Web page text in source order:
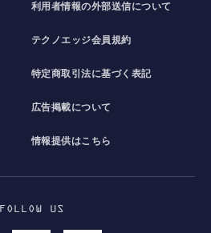
利用者情報の外部送信について
テクノエッジ会員規約
特定商取引法に基づく表記
広告掲載について
情報提供はこちら
FOLLOW US